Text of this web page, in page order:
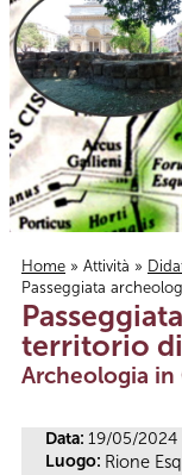
Tu sei qui
Home » Attività »
Passeggiata
territorio
Archeologia
Data: 19/05/2024
Luogo: Rione